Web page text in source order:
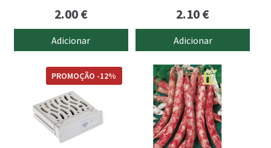
2.00€
Adicionar
2.10€
Adicionar
PROMOÇÃO -12%